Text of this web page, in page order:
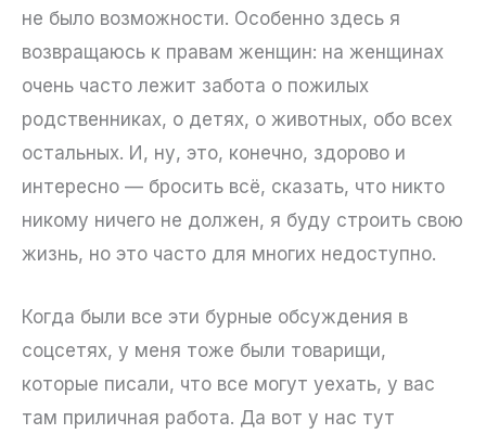
не было возможности. Особенно здесь я
возвращаюсь к правам женщин: на женщинах
очень часто лежит забота о пожилых
родственниках, о детях, о животных, обо всех
остальных. И, ну, это, конечно, здорово и
интересно — бросить всё, сказать, что никто
никому ничего не должен, я буду строить свою
жизнь, но это часто для многих недоступно.
Когда были все эти бурные обсуждения в
соцсетях, у меня тоже были товарищи,
которые писали, что все могут уехать, у вас
там приличная работа. Да вот у нас тут